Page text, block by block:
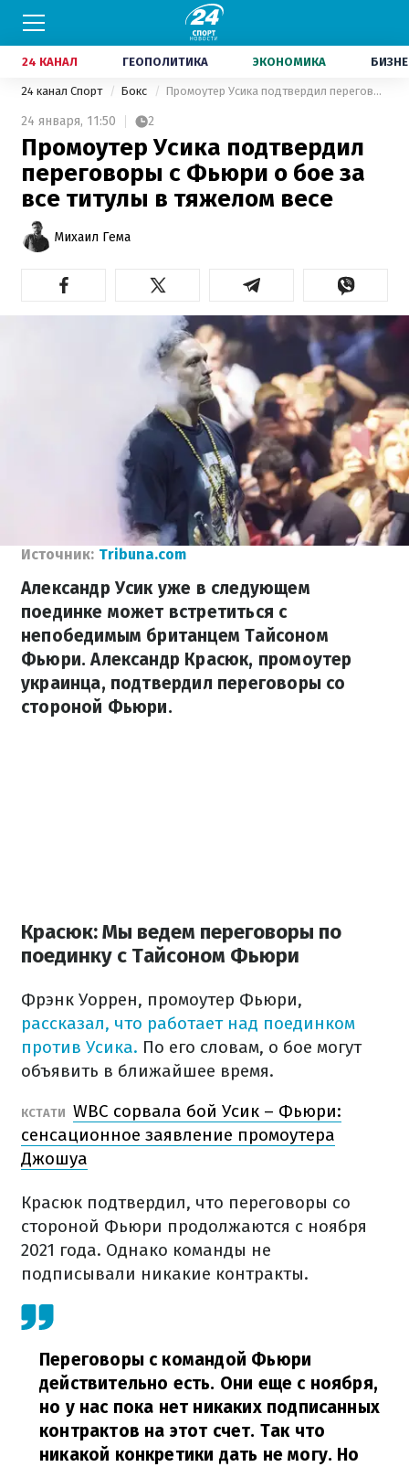
24 КАНАЛ ГЕОПОЛИТИКА ЭКОНОМИКА
24 канал Спорт Бокс Промоутер Усика подтвердил переговоры с Фьюри о бое за все титулы в тяжелом весе
24 января, 11:50 2
Промоутер Усика подтвердил
переговоры с Фьюри о бое за
все титулы в тяжелом весе
Михаил Гема
Источник: Tribuna.com
Александр Усик уже в следующем
поединке может встретиться с
непобедимым британцем Тайсоном
Фьюри. Александр Красюк, промоутер
украинца, подтвердил переговоры со
стороной Фьюри.
Красюк: Мы ведем переговоры по
поединку с Тайсоном Фьюри
Фрэнк Уоррен, промоутер Фьюри,
рассказал, что работает над поединком
против Усика. По его словам, о бое могут
объявить в ближайшее время.
КСТАТИ WBC сорвала бой Усик – Фьюри:
сенсационное заявление промоутера
Джошуа
Красюк подтвердил, что переговоры со
стороной Фьюри продолжаются с ноября
2021 года. Однако команды не
подписывали никакие контракты.
Переговоры с командой Фьюри
действительно есть. Они еще с ноября,
но у нас пока нет никаких подписанных
контрактов на этот счет. Так что
никакой конкретики дать не могу. Но